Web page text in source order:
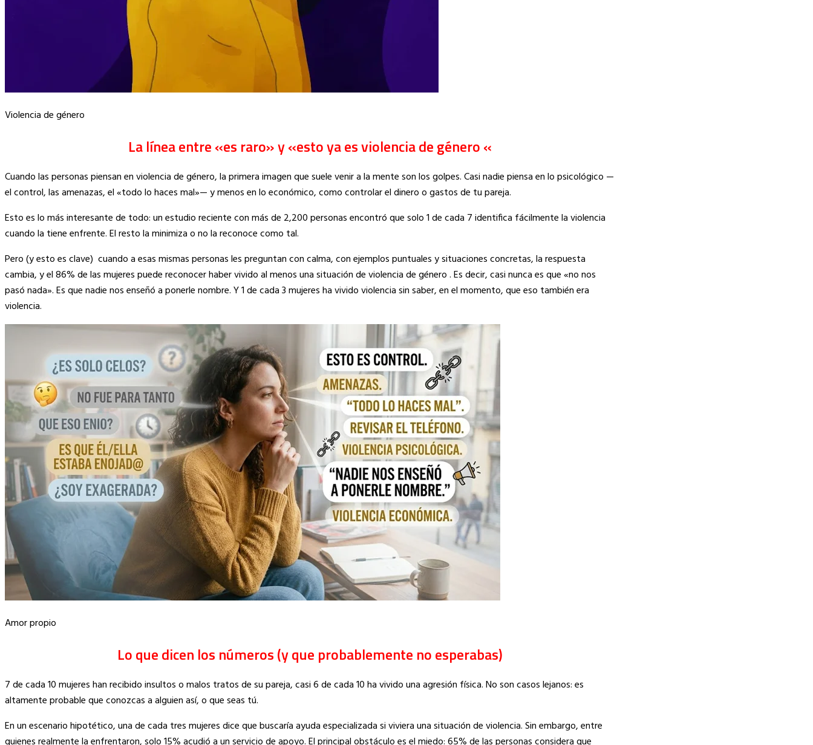
Violencia de género
La línea entre «es raro» y «esto ya es violencia de género «
Cuando las personas piensan en violencia de género, la primera imagen que suele venir a la mente son los golpes. Casi nadie piensa en lo psicológico —
el control, las amenazas, el «todo lo haces mal»— y menos en lo económico, como controlar el dinero o gastos de tu pareja.
Esto es lo más interesante de todo: un estudio reciente con más de 2,200 personas encontró que solo 1 de cada 7 identifica fácilmente la violencia
cuando la tiene enfrente. El resto la minimiza o no la reconoce como tal.
Pero (y esto es clave) cuando a esas mismas personas les preguntan con calma, con ejemplos puntuales y situaciones concretas, la respuesta
cambia, y el 86% de las mujeres puede reconocer haber vivido al menos una situación de violencia de género . Es decir, casi nunca es que «no nos
pasó nada». Es que nadie nos enseñó a ponerle nombre. Y 1 de cada 3 mujeres ha vivido violencia sin saber, en el momento, que eso también era
violencia.
Amor propio
Lo que dicen los números (y que probablemente no esperabas)
7 de cada 10 mujeres han recibido insultos o malos tratos de su pareja, casi 6 de cada 10 ha vivido una agresión física. No son casos lejanos: es
altamente probable que conozcas a alguien así, o que seas tú.
En un escenario hipotético, una de cada tres mujeres dice que buscaría ayuda especializada si viviera una situación de violencia. Sin embargo, entre
quienes realmente la enfrentaron, solo 15% acudió a un servicio de apoyo. El principal obstáculo es el miedo: 65% de las personas considera que